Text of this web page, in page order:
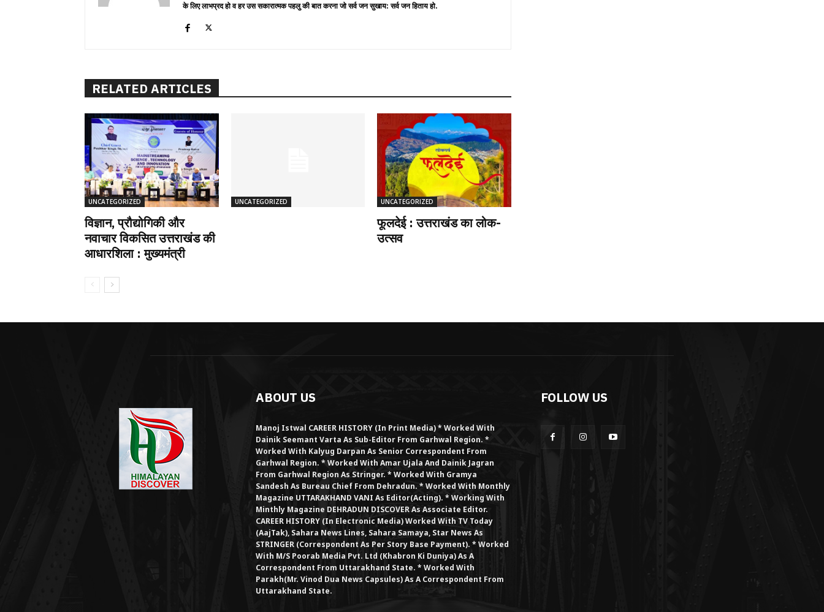
के लिए लाभप्रद हो व हर उस सकारात्मक पहलु की बात करना जो सर्व जन सुखाय: सर्व जन हिताय हो.
RELATED ARTICLES
UNCATEGORIZED
विज्ञान, प्रौद्योगिकी और
नवाचार विकसित उत्तराखंड की
आधारशिला : मुख्यमंत्री
UNCATEGORIZED UNCATEGORIZED
फूलदेई : उत्तराखंड का लोक-
उत्सव
ABOUT US
Manoj Istwal CAREER HISTORY (in Print Media) * Worked With
Dainik Seemant Varta As Sub-Editor From Garhwal Region. *
Worked With Kalyug Darpan As Senior Correspondent From
Garhwal Region. * Worked With Amar Ujala And Dainik Jagran
From Garhwal Region As Stringer. * Worked With Gramya
Sandesh As Bureau Chief From Dehradun. * Worked With Monthly
Magazine UTTARAKHAND VANI As Editor(Acting). * Working With
Minthly Magazine DEHRADUN DISCOVER As Associate Editor.
CAREER HISTORY (in Electronic Media) Worked With TV Today
(AajTak), Sahara News Lines, Sahara Samaya, Star News As
STRINGER (Correspondent As Per Story Base Payment). * Worked
With M/S Poorab Media Pvt. Ltd (Khabron Ki Duniya) As A
Correspondent From Uttarakhand State. * Worked With
Parakh(Mr. Vinod Dua News Capsules) As A Correspondent From
Uttarakhand State.
FOLLOW US